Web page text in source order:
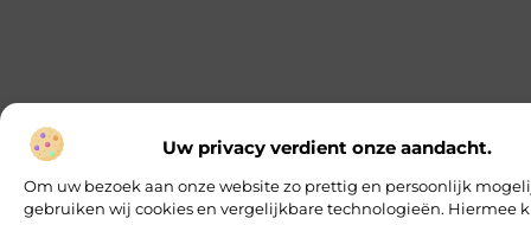
Uw privacy verdient onze aandacht.
Om uw bezoek aan onze website zo prettig en persoonlijk
gebruiken wij cookies en vergelijkbare technologieën. Hiermee